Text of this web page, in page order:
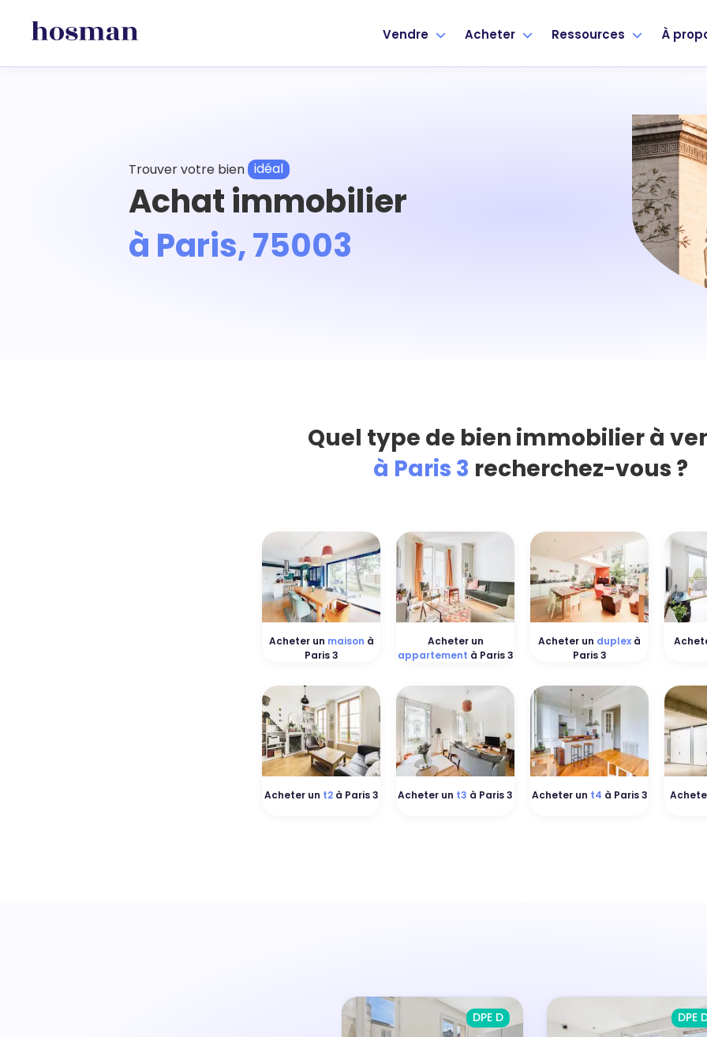
Vendre Acheter Ressources À
Trouver votre bien idéal
Achat immobilier
à Paris, 75003
Quel type de bien immobilier à
à Paris 3 recherchez-vous ?
Acheter un maison à
Paris 3
Acheter un
appartement à Paris 3
Acheter un duplex à
Paris 3
Acheter un t2à Paris 3 Acheter un t3 à Paris 3 Acheter un t4 à Paris 3
DPE D DPE